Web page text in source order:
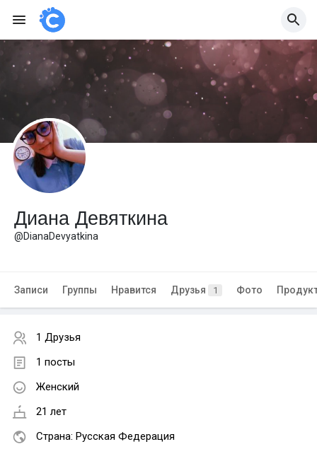
Диана Девяткина
@DianaDevyatkina
Записи Группы Нравится Друзья 1 Фото
1 Друзья
1 посты
Женский
21 лет
Страна: Русская Федерация